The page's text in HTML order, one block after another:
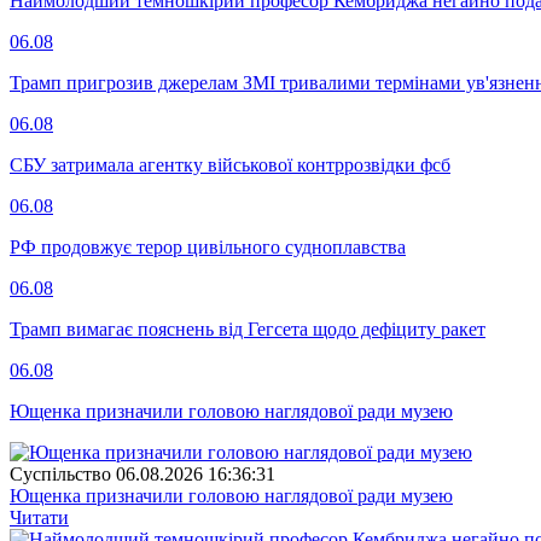
06.08
Трамп пригрозив джерелам ЗМІ тривалими термінами
06.08
СБУ затримала агентку військової контррозвідки фсб
06.08
РФ продовжує терор цивільного судноплавства
06.08
Трамп вимагає пояснень від Гегсета щодо дефіциту ракет
06.08
Ющенка призначили головою наглядової ради музею
Суспiльство 06.08.2026 16:36:31
Ющенка призначили головою наглядової ради музею
Читати